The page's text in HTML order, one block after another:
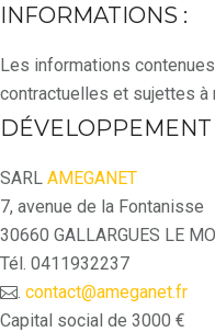
INFORMATIONS :
Les informations
contractuelles et sujettes à
DÉVELOPPEMENT
SARL AMEGANET
7, avenue de la Fontanisse
30660 GALLARGUES LE
Tél. 0411932237
contact@ameganet.fr
Capital social de 3000 €